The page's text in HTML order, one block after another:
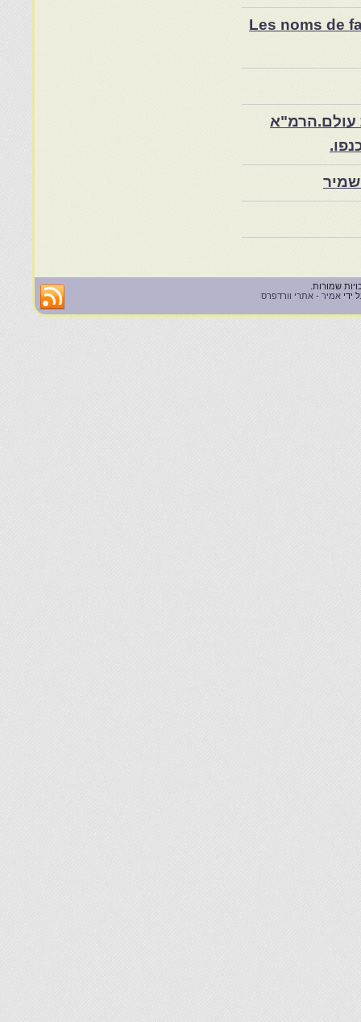
Les noms de
עולם.הרמ"א
ידי אמיר - אתרי וורדפרס